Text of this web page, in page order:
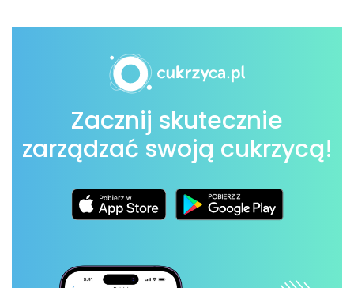
Zacznij skutecznie
zarządzać swoją cukrzycą!